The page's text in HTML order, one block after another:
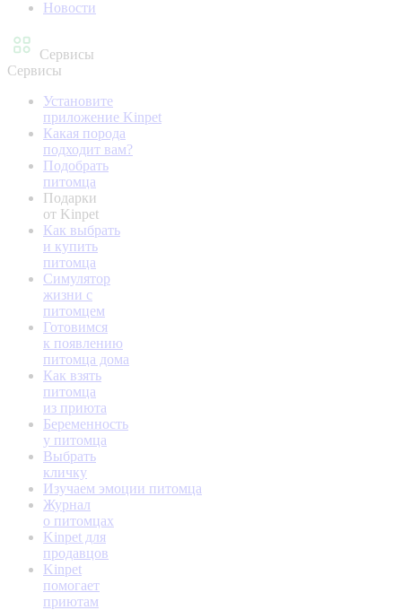
Новости
Сервисы
Сервисы
Установите
приложение Kinpet
Какая порода
подходит вам?
Подобрать
питомца
Подарки
от Kinpet
Как выбрать
и купить
питомца
Симулятор
жизни с
питомцем
Готовимся
к появлению
питомца дома
Как взять
питомца
из приюта
Беременность
у питомца
Выбрать
кличку
Изучаем эмоции питомца
Журнал
о питомцах
Kinpet для
продавцов
Kinpet
помогает
приютам